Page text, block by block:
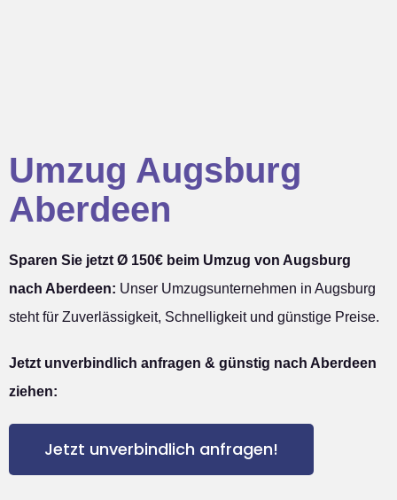
Umzug Augsburg
Aberdeen
Sparen Sie jetzt Ø 150€ beim Umzug von Augsburg
nach Aberdeen: Unser Umzugsunternehmen in Augsburg
steht für Zuverlässigkeit, Schnelligkeit und günstige Preise.
Jetzt unverbindlich anfragen & günstig nach Aberdeen
ziehen:
Jetzt unverbindlich anfragen!